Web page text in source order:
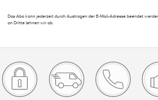
Das Abo kann jederzeit durch Austragen der E-Mail-Adresse beendet
an Dritte lehnen wir ab.